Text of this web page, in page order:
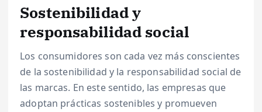
Sostenibilidad y
responsabilidad social
Los consumidores son cada vez más conscientes
de la sostenibilidad y la responsabilidad social de
las marcas. En este sentido, las empresas que
adoptan prácticas sostenibles y promueven